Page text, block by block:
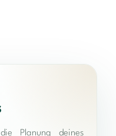
Planung deines